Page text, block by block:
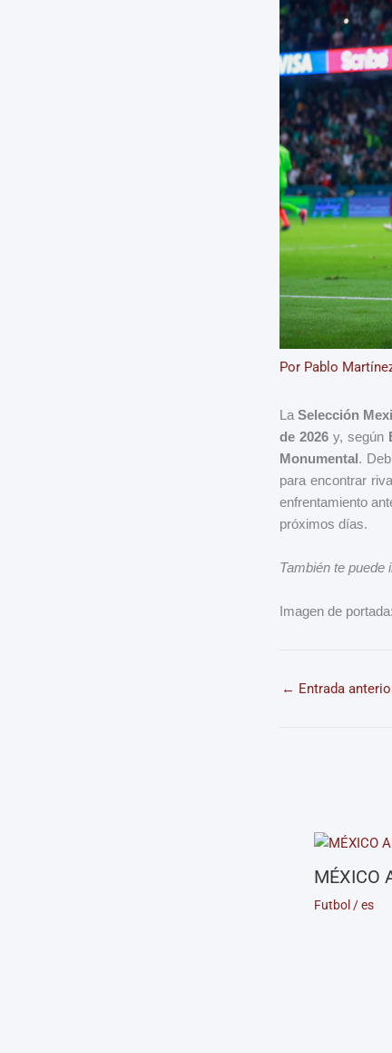
Por Pablo
La Selección
de 2026 y, según
Monumental.
para encontrar
enfrentamiento
próximos días.
También te puede
Imagen de
← Entrada
MÉXICO
Futbol /es